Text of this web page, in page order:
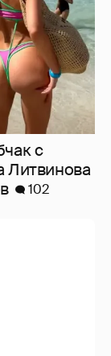
с
Литвинова
102